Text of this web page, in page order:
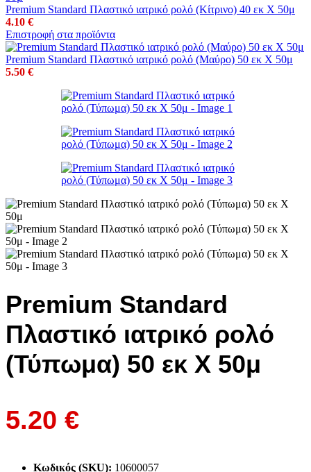
Premium Standard Πλαστικό ιατρικό ρολό (Κίτρινο) 40 εκ Χ 50μ
4.10 €
Επιστροφή στα προϊόντα
Premium Standard Πλαστικό ιατρικό ρολό (Μαύρο) 50 εκ Χ 50μ
5.50 €
Premium Standard
Πλαστικό ιατρικό ρολό
(Τύπωμα) 50 εκ Χ 50μ
5.20 €
Κωδικός (SKU): 10600057